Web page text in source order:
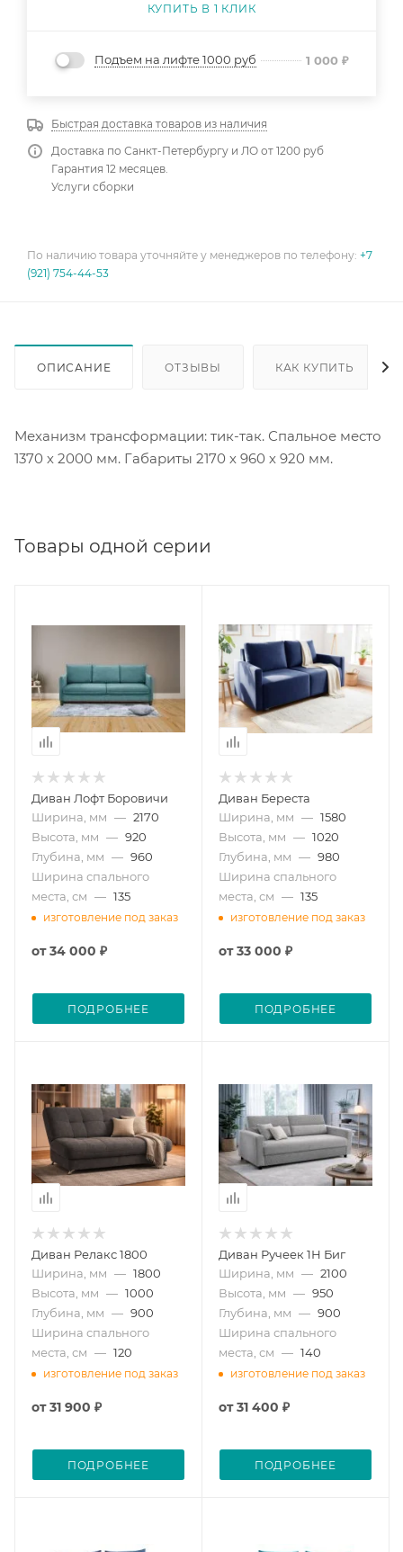
КУПИТЬ В 1 КЛИК
Подъем на лифте 1000 руб 1 000 ₽
Быстрая доставка товаров из наличия
Доставка по Санкт-Петербургу и ЛО от 1200 руб
Гарантия 12 месяцев.
Услуги сборки
По наличию товара уточняйте у менеджеров по телефону: +7
(921) 754-44-53
ОПИСАНИЕ ОТЗЫВЫ КАК КУПИТЬ
Механизм трансформации: тик-так. Спальное место
1370 х 2000 мм. Габариты 2170 х 960 х 920 мм.
Товары одной серии
Диван Лофт Боровичи
Ширина, мм — 2170
Высота, мм — 920
Глубина, мм — 960
Ширина спального
места, см — 135
изготовление под заказ
от34 000 ₽
ПОДРОБНЕЕ
Диван Береста
Ширина, мм — 1580
Высота, мм — 1020
Глубина, мм — 980
Ширина спального
места, см — 135
изготовление под заказ
от33 000 ₽
ПОДРОБНЕЕ
Диван Релакс 1800
Ширина, мм — 1800
Высота, мм — 1000
Глубина, мм — 900
Ширина спального
места, см — 120
изготовление под заказ
от31 900 ₽
ПОДРОБНЕЕ
Диван Ручеек 1Н Биг
Ширина, мм — 2100
Высота, мм — 950
Глубина, мм — 900
Ширина спального
места, см — 140
изготовление под заказ
от31 400 ₽
ПОДРОБНЕЕ